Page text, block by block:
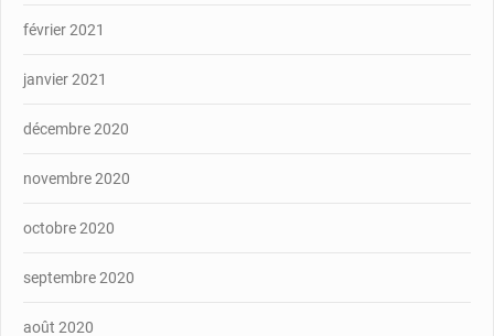
février 2021
janvier 2021
décembre 2020
novembre 2020
octobre 2020
septembre 2020
août 2020